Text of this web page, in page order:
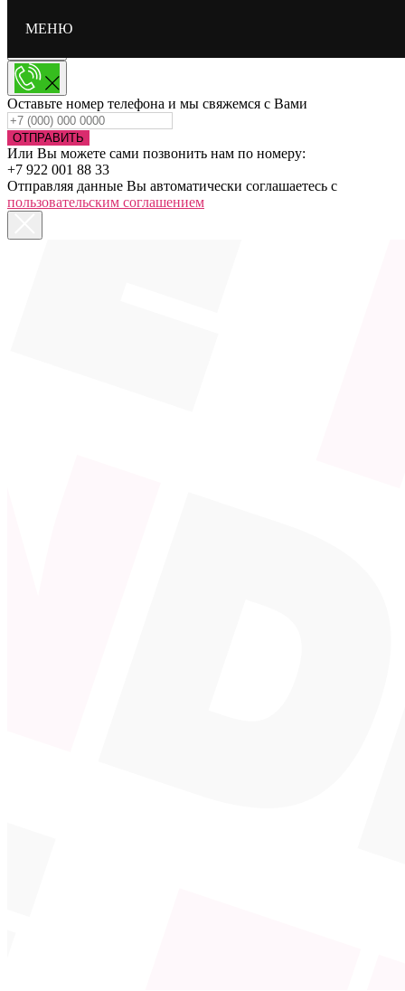
МЕНЮ
Оставьте номер телефона и мы свяжемся с Вами
ОТПРАВИТЬ
Или Вы можете сами позвонить нам по номеру:
+7 922 001 88 33
Отправляя данные Вы автоматически соглашаетесь с
пользовательским соглашением